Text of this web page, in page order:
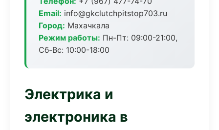
Email: info@gkclutchpitstop703.ru
Город: Махачкала
Режим работы: Пн-Пт: 09:00-21:00,
Сб-Вс: 10:00-18:00
Электрика и
электроника в